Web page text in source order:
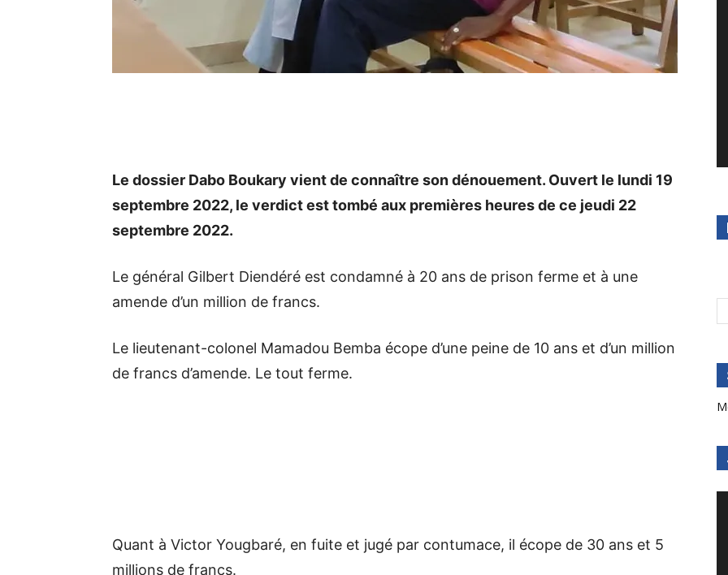
Le dossier Dabo Boukary vient de connaître son dénouement. Ouvert le lundi 19
septembre 2022, le verdict est tombé aux premières heures de ce jeudi 22
septembre 2022.
Le général Gilbert Diendéré est condamné à 20 ans de prison ferme et à une
amende d’un million de francs.
Le lieutenant-colonel Mamadou Bemba écope d’une peine de 10 ans et d’un million
de francs d’amende. Le tout ferme.
Quant à Victor Yougbaré, en fuite et jugé par contumace, il écope de 30 ans et 5
millions de francs.